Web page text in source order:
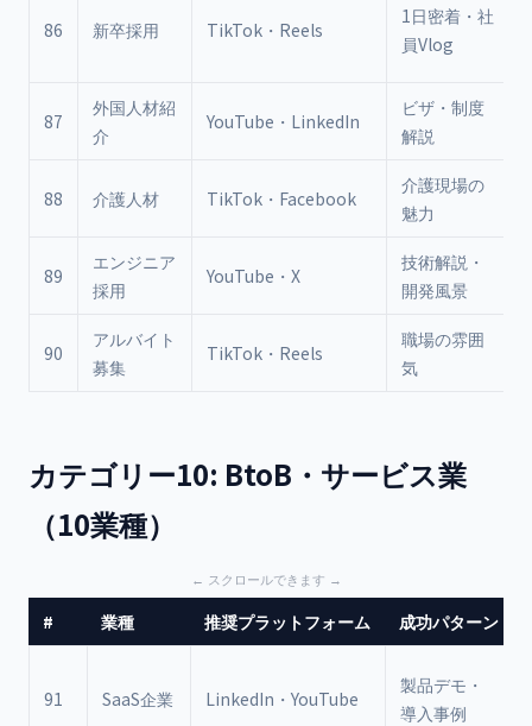
86 新卒採用 TikTok・Reels
1日密着・社
員Vlog
87
外国人材紹
介
YouTube・LinkedIn
ビザ・制度
解説
88 介護人材 TikTok・Facebook
介護現場の
魅力
89
エンジニア
採用
YouTube・X
技術解説・
開発風景
90
アルバイト
募集
TikTok・Reels
職場の雰囲
気
カテゴリー10: BtoB・サービス業
（10業種）
# 業種 推奨プラットフォーム 成功パターン
91 SaaS企業 LinkedIn・YouTube
製品デモ・
導入事例